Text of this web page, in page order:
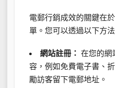
電郵行銷成效的關鍵在
單。您可以透過以下方法
網站註冊： 在您的網
容，例如免費電子書、
勵訪客留下電郵地址。